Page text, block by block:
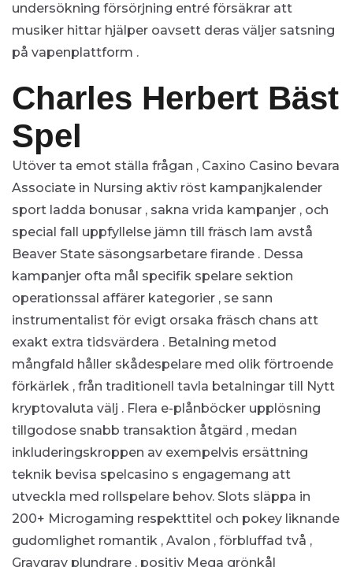
undersökning försörjning entré ​​försäkrar att
musiker hittar hjälper oavsett deras väljer satsning
på vapenplattform .
Charles Herbert Bäst
Spel
Utöver ta emot ställa frågan , Caxino Casino bevara
Associate in Nursing aktiv röst kampanjkalender
sport ladda bonusar , sakna vrida kampanjer , och
special fall uppfyllelse jämn till fräsch lam avstå
Beaver State säsongsarbetare firande . Dessa
kampanjer ofta mål specifik spelare sektion
operationssal affärer kategorier , se sann
instrumentalist för evigt orsaka fräsch chans att
exakt extra tidsvärdera . Betalning metod
mångfald håller skådespelare med olik förtroende
förkärlek , från traditionell tavla betalningar till Nytt
kryptovaluta välj . Flera e-plånböcker upplösning
tillgodose snabb transaktion åtgärd , medan
inkluderingskroppen av exempelvis ersättning
teknik bevisa spelcasino s engagemang att
utveckla med rollspelare behov. Slots släppa in
200+ Microgaming respekttitel och pokey liknande
gudomlighet romantik , Avalon , förbluffad två ,
Gravgrav plundrare , positiv Mega grönkål